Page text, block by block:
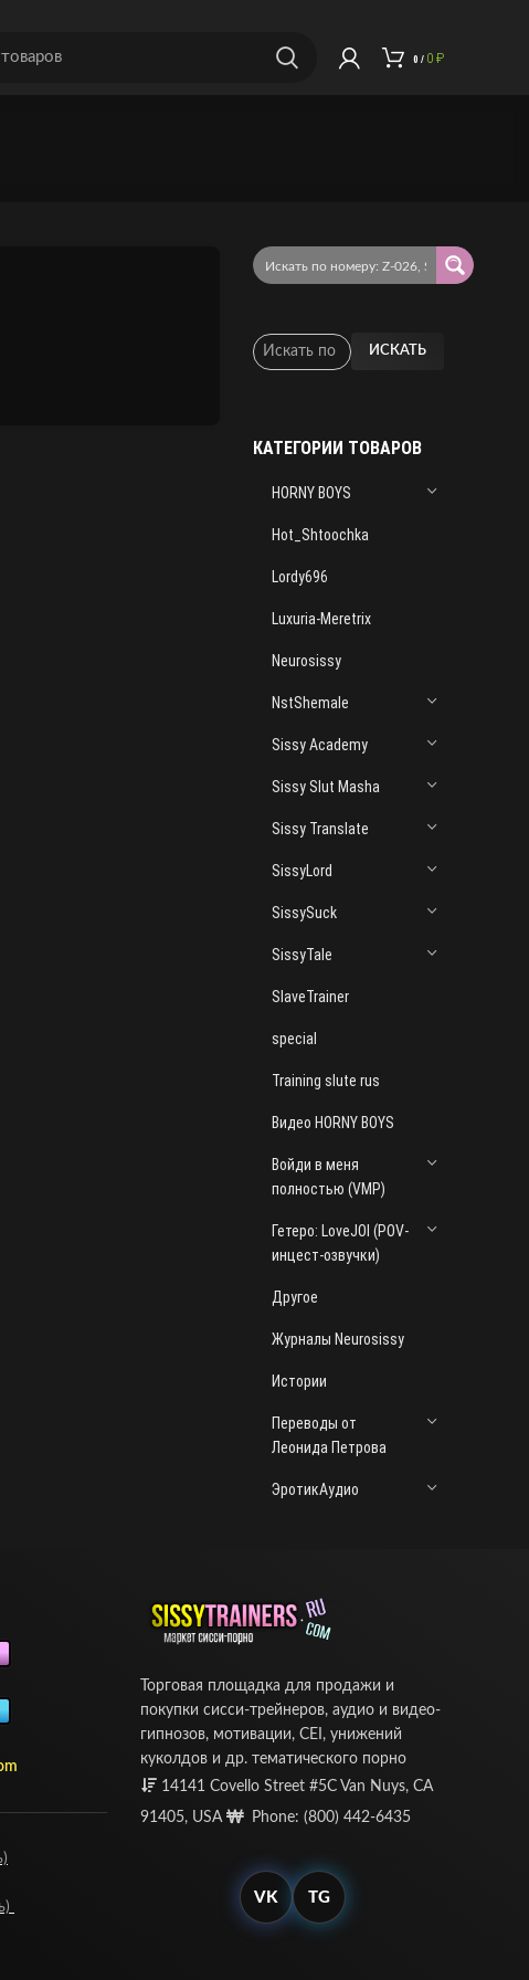
0 / 0 ₽
ИСКАТЬ
КАТЕГОРИИ ТОВАРОВ
HORNY BOYS
Hot_Shtoochka
Lordy696
Luxuria-Meretrix
Neurosissy
NstShemale
Sissy Academy
Sissy Slut Masha
Sissy Translate
SissyLord
SissySuck
SissyTale
SlaveTrainer
special
Training slute rus
Видео HORNY BOYS
Войди в меня
полностью (VMP)
Гетеро: LoveJOI (POV-
инцест-озвучки)
Другое
Журналы Neurosissy
Истории
Переводы от
Леонида Петрова
ЭротикАудио
Торговая площадка для продажи и
покупки сисси-трейнеров, аудио и видео-
гипнозов, мотивации, CEI, унижений
куколдов и др. тематического порно
14141 Covello Street #5C Van Nuys, CA
91405, USA
Phone: (800) 442-6435
VK TG